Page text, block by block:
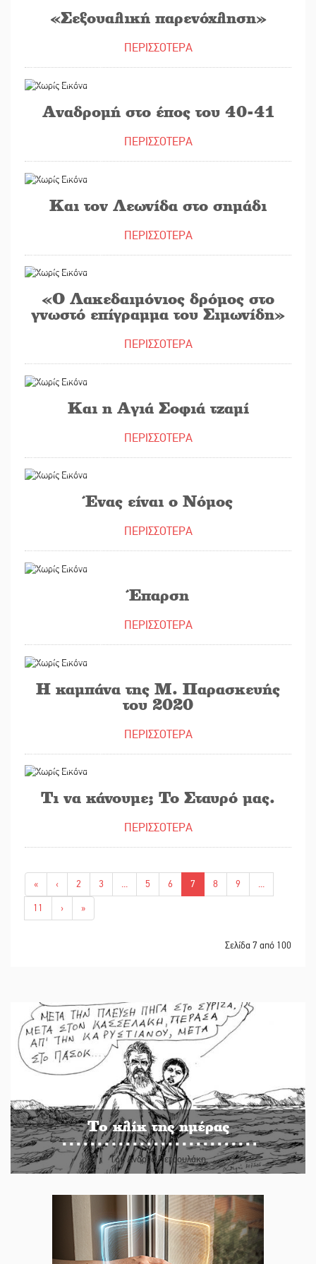
«Σεξουαλική παρενόχληση»
ΠΕΡΙΣΣΟΤΕΡΑ
Αναδρομή στο έπος του 40-41
ΠΕΡΙΣΣΟΤΕΡΑ
Και τον Λεωνίδα στο σημάδι
ΠΕΡΙΣΣΟΤΕΡΑ
«O Λακεδαιμόνιος δρόμος στο
γνωστό επίγραμμα του Σιμωνίδη»
ΠΕΡΙΣΣΟΤΕΡΑ
Και η Αγιά Σοφιά τζαμί
ΠΕΡΙΣΣΟΤΕΡΑ
Ένας είναι ο Νόμος
ΠΕΡΙΣΣΟΤΕΡΑ
Έπαρση
ΠΕΡΙΣΣΟΤΕΡΑ
Η καμπάνα της Μ. Παρασκευής
του 2020
ΠΕΡΙΣΣΟΤΕΡΑ
Τι να κάνουμε; Το Σταυρό μας.
ΠΕΡΙΣΣΟΤΕΡΑ
« ‹ 2 3 ... 5 6 7 8 9
...
11
› »
Σελίδα 7 από 100
Το κλίκ της ημέρας
Του Ανδρέα Πετρουλάκη